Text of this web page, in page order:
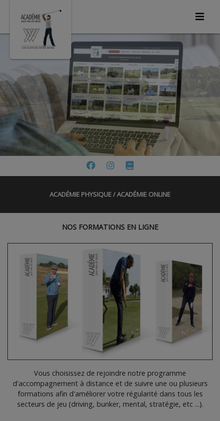
ACADÉMIE PHYSIQUE / ACADÉMIE ONLINE
NOS FORMATIONS EN LIGNE
Vous choisissez de rejoindre notre programme
d'accompagnement à distance et de suivre une ou plusieurs
formations afin d'améliorer votre régularité dans tous les
secteurs de jeu (driving, bunker, mental, stratégie, etc ...).